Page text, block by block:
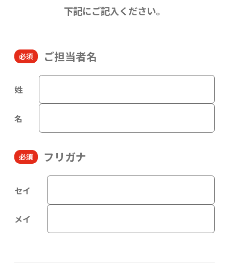
下記にご記入ください。
ご担当者名
姓
名
フリガナ
セイ
メイ